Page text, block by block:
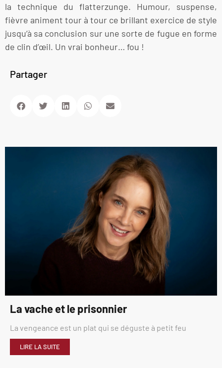
la technique du flatterzunge. Humour, suspense,
fièvre animent tour à tour ce brillant exercice de style
jusqu’à sa conclusion sur une sorte de fugue en forme
de clin d’œil. Un vrai bonheur… fou !
Partager
La vache et le prisonnier
La vengeance est un plat qui se déguste à petit feu
LIRE LA SUITE